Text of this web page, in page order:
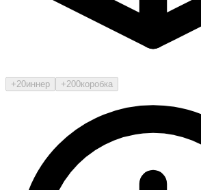
+20иннер +200коробка